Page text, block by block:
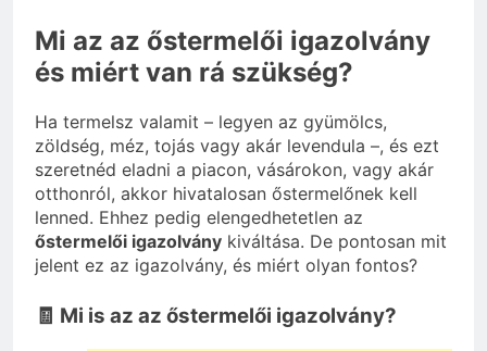
Mi az az őstermelői igazolvány
és miért van rá szükség?
Ha termelsz valamit – legyen az gyümölcs,
zöldség, méz, tojás vagy akár levendula –, és ezt
szeretnéd eladni a piacon, vásárokon, vagy akár
otthonról, akkor hivatalosan őstermelőnek kell
lenned. Ehhez pedig elengedhetetlen az
őstermelői igazolvány kiváltása. De pontosan mit
jelent ez az igazolvány, és miért olyan fontos?
🧾 Mi is az az őstermelői igazolvány?